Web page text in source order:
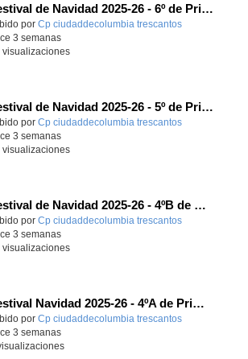
Festival de Navidad 2025-26 - 6º de Primaria
por Cp ciudaddecolumbia trescantos-
3 semanas
visualizaciones
Festival de Navidad 2025-26 - 5º de Primaria
por Cp ciudaddecolumbia trescantos-
3 semanas
visualizaciones
Festival de Navidad 2025-26 - 4ºB de Primaria
por Cp ciudaddecolumbia trescantos-
3 semanas
visualizaciones
Festival Navidad 2025-26 - 4ºA de Primaria
por Cp ciudaddecolumbia trescantos-
3 semanas